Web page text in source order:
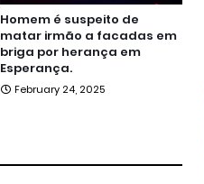
Homem é suspeito de
matar irmão a facadas em
briga por herança em
Esperança.
February 24, 2025